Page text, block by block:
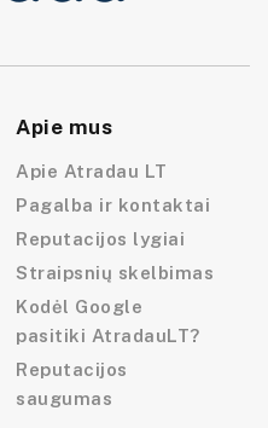
Apie mus
Apie Atradau LT
Pagalba ir kontaktai
Reputacijos lygiai
Straipsnių skelbimas
Kodėl Google
pasitiki AtradauLT?
Reputacijos
saugumas